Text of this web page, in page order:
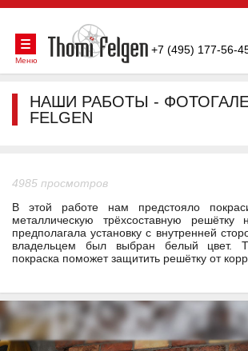
+7 (495) 177-56-
Меню
НАШИ РАБОТЫ -
FELGEN
4985 просмотров
В этой работе нам предстояло
металлическую трёхсоставную
предполагала установку с внутренней
владельцем был выбран белый цвет.
покраска поможет защитить решётку от